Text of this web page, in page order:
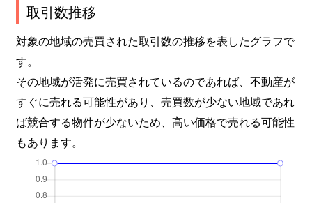
取引数推移
対象の地域の売買された取引数の推移を表したグラフで
す。
その地域が活発に売買されているのであれば、不動産が
すぐに売れる可能性があり、売買数が少ない地域であれ
ば競合する物件が少ないため、高い価格で売れる可能性
もあります。